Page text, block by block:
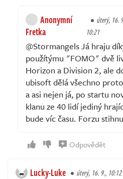
Anonymní
Fretka
úterý, 16.
10:21
@Stormangels Já hraju
použítýmu "FOMO" dvě
Horizon a Division 2, ale
ubisoft dělá všechno
a asi nejen já, po startu
klanu ze 40 lidí jediný
bude víc času. Forzu
Odpovědět
Lucky-Luke úterý, 16. 9., 10:12